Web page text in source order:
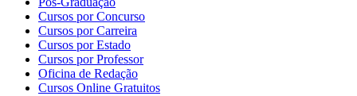
Cursos por Concurso
Cursos por Carreira
Cursos por Estado
Cursos por Professor
Oficina de Redação
Cursos Online Gratuitos